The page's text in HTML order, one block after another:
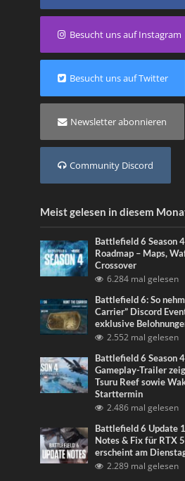
Besucht uns auf Instagram
Besucht uns auf Twitter
Newsletter abonnieren
Community Discord
Meist gelesen in diesem
Battlefield 6 Season
Roadmap – Maps,
Crossover
6.284 mal gelesen
Battlefield 6: So
Carrier” Discord
exklusive
2.552 mal gelesen
Battlefield 6 Season
Gameplay-Trailer
Tsuru Reef sowie
Starttermin
2.486 mal gelesen
Battlefield 6 Update
Notes & Fix für RTX
erscheint am
2.289 mal gelesen